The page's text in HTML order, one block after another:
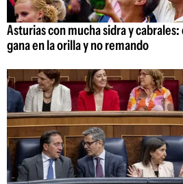
Asturias con mucha sidra y cabrales:
gana en la orilla y no remando